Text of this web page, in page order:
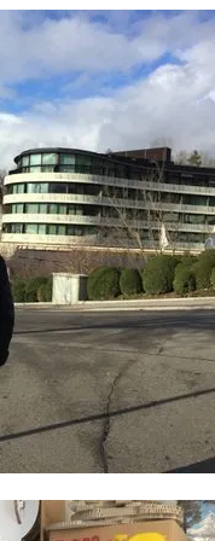
aussehen